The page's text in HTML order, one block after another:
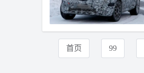
首页 99